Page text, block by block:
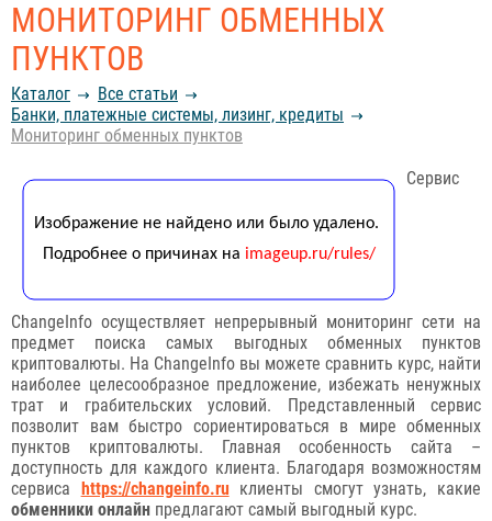
МОНИТОРИНГ ОБМЕННЫХ
ПУНКТОВ
Каталог
Все статьи
Банки, платежные системы, лизинг, кредиты
Мониторинг обменных пунктов
Сервис
ChangeInfo осуществляет непрерывный мониторинг сети на
предмет поиска самых выгодных обменных пунктов
криптовалюты. На ChangeInfo вы можете сравнить курс, найти
наиболее целесообразное предложение, избежать ненужных
трат и грабительских условий. Представленный сервис
позволит вам быстро сориентироваться в мире обменных
пунктов криптовалюты. Главная особенность сайта –
доступность для каждого клиента. Благодаря возможностям
сервиса https://changeinfo.ruклиенты смогут узнать, какие
обменники онлайн предлагают самый выгодный курс.